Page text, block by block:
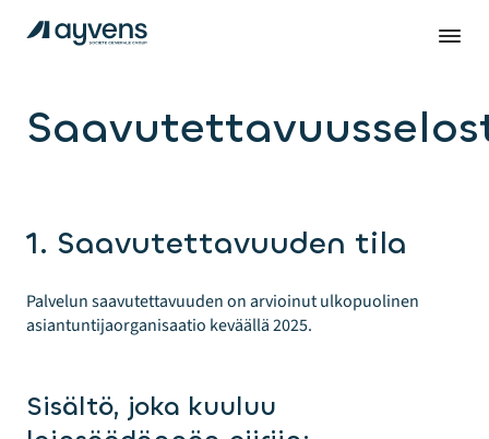
1. Saavutettavuuden tila
Palvelun saavutettavuuden on arvioinut ulkopuolinen
asiantuntijaorganisaatio keväällä 2025.
Sisältö, joka kuuluu